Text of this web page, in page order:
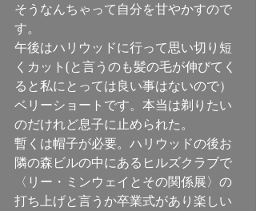
そうなんちゃって自分を甘やかすので
す。
午後はハリウッドに行って思い切り短
くカット(と言うのも髪の毛が伸びてく
ると私にとっては良い事はないので）
ベリーショートです。本当は剃りたい
のだけれど息子に止められた。
暫くは帽子が必要。ハリウッドの後お
隣の森ビルの中にあるヒルズクラブで
〈リー・ミンウェイとその関係展〉の
打ち上げと言うか卒業式があり楽しい